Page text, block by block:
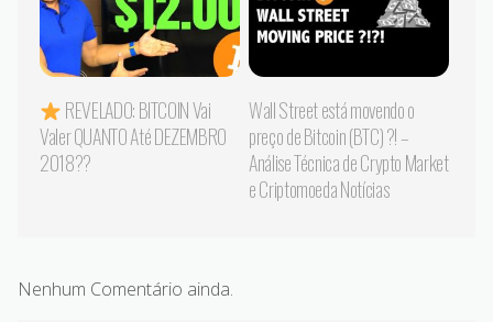
REVELADO: BITCOIN Vai
Valer QUANTO Até DEZEMBRO
2018??
Wall Street está movendo o
preço de Bitcoin (BTC) ?! –
Análise Técnica de Crypto Market
e Criptomoeda Notícias
Nenhum Comentário ainda.